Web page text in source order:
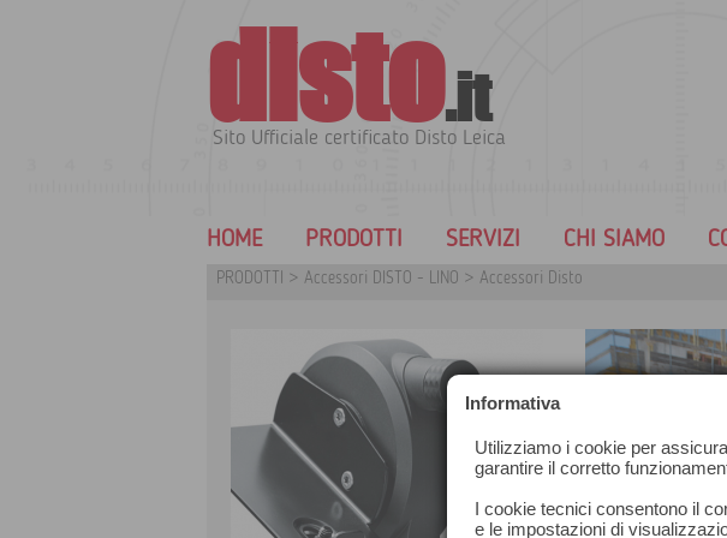
disto.it
Sito Ufficiale certificato Disto Leica
HOME PRODOTTI SERVIZI CHI SIAMO
PRODOTTI > Accessori DISTO - LINO > Accessori Disto
Informativa
Utilizziamo i cookie per
garantire il corretto
I cookie tecnici consentono il
e le impostazioni di